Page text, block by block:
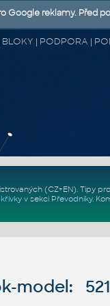
BLOKY | PODPORA |
(CZ+EN). Tipy pro
v sekci Převodníky.
model:
Google reklamy. Před